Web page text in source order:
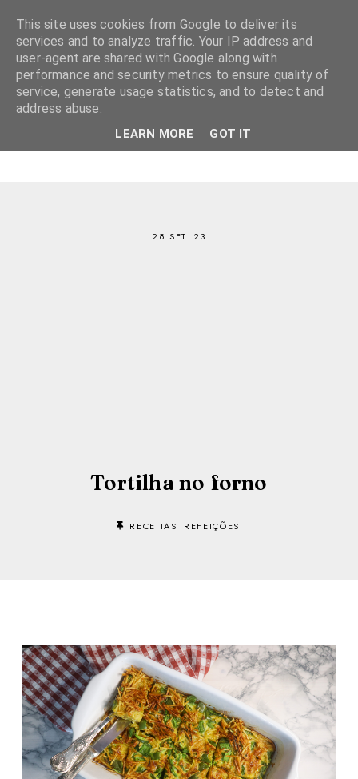
28 SET. 23
Tortilha no forno
RECEITAS REFEIÇÕES
This site uses cookies from Google to deliver its
services and to analyze traffic. Your IP address and
user-agent are shared with Google along with
performance and security metrics to ensure quality of
service, generate usage statistics, and to detect and
address abuse.
LEARN MORE GOT IT